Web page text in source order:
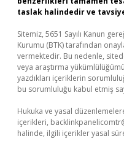
taslak halindedir ve
Sitemiz, 5651 Sayılı Kanun
Kurumu (BTK) tarafından
vermektedir. Bu nedenle,
veya araştırma
yazdıkları içeriklerin
bu sorumluluğu kabul etmiş
Hukuka ve yasal
içerikleri,
halinde, ilgili içerikler yasal